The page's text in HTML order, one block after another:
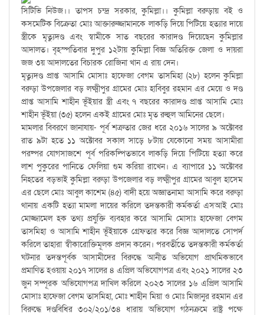
সিটিভি নিউজ।। তাপস চন্দ্র সরকার, কুমিল্লা।। কুমিল্লা বরুড়ায় বই ও
কসমেটিক বিক্রেতা মোঃ আক্তারুজ্জামানকে লাকড়ি দিয়ে পিটিয়ে হত্যার দায়ে
স্ত্রীকে মৃত্যুদণ্ড এবং স্বামীকে সাত বছরের কারাদণ্ড দিয়েছেন কুমিল্লার
আদালত। বৃহস্পতিবার দুপুর ১২টায় কুমিল্লা বিজ্ঞ অতিরিক্ত জেলা ও দায়রা
জজ ৩য় আদালতের বিচারক রোজিনা খান এ রায় দেন।
মৃত্যুদণ্ড প্রাপ্ত আসামি মোসাঃ হাফেজা বেগম তাসমিহা (২৮) হলেন কুমিল্লা
বরুড়া উপজেলার বড় লক্ষ্মীপুর গ্রামের মোঃ হাবিবুর রহমান এর মেয়ে ও দণ্ড
প্রাপ্ত আসামি শাহীন ভূঁইয়ার স্ত্রী এবং ৭ বছরের কারাদণ্ড প্রাপ্ত আসামি মোঃ
শাহীন ভূঁইয়া (৩৫) হলেন একই গ্রামের মোঃ মৃত রুহুল আমিনের ছেলে।
মামলার বিবরণে জানাযায়- পূর্ব শত্রুতার জের ধরে ২০১৬ সালের ৯ অক্টোবর
রাত ৯টা হতে ১১ অক্টোবর সকাল সাড়ে ৮টায় যেকোনো সময় আসামীরা
পরষ্পর যোগসাজশে পূর্ব পরিকল্পিতভাবে লাকড়ি দিয়ে পিটিয়ে হত্যা করে
লাশ পুকুরের পানিতে ফেলিয়া গুম করিয়া রাখেন। এ ব্যাপারে ১১ অক্টোবর
নিহতের বড়ভাই কুমিল্লা বরুড়া উপজেলার বড় লক্ষ্মীপুর গ্রামের আবুল হাসেম
এর ছেলে মোঃ আবুল কাশেম (৪৫) বাদী হয়ে অজ্ঞাতনামা আসামি করে বরুড়া
থানায় একটি হত্যা মামলা দায়ের করিলে তদন্তকারী কর্মকর্তা এসআই মোঃ
মোজ্জামেল হক তথ্য প্রযুক্তি ব্যবহার করে আসামি মোসাঃ হাফেজা বেগম
তাসমিহা ও আসামি শাহীন ভূঁইয়াকে গ্রেফতার করে বিজ্ঞ আদালতে সোপর্দ
করিলে তাহারা স্বীকারোক্তিমূলক প্রদান করেন। পরবর্তীতে তদন্তকারী কর্মকর্তা
ঘটনার তদন্তপূর্বক আসামীদের বিরুদ্ধে আনীত অভিযোগ প্রাথমিকভাবে
প্রমাণিত হওয়ায় ২০১৭ সালের ৪ এপ্রিল অভিযোগপত্র এবং ২০২১ সালের ২৩
জুন সম্পূরক অভিযোগপত্র দাখিল করিলে ২০২৩ সালের ১৬ এপ্রিল আসামি
মোসাঃ হাফেজা বেগম তাসমিহা, মোঃ শাহীন মিয়া ও মোঃ মিজানুর রহমান এর
বিরুদ্ধে দণ্ডবিধির ৩০২/২০১/৩৪ ধারায় অভিযোগ গঠনক্রমে রাষ্ট্র পক্ষে